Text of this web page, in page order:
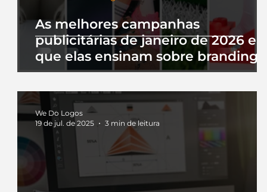
As melhores campanhas
publicitárias de janeiro de 2026 e
que elas ensinam sobre branding
We Do Logos
19 de jul. de 2025
3 min de leitura